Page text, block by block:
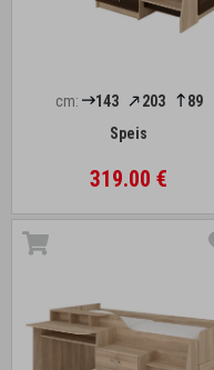
cm: 143 203
89
Speis
319.00 €